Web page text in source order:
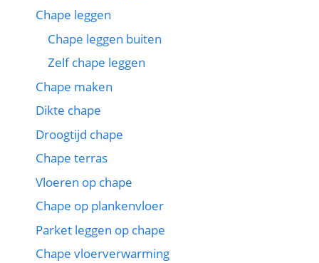
Chape leggen
Chape leggen buiten
Zelf chape leggen
Chape maken
Dikte chape
Droogtijd chape
Chape terras
Vloeren op chape
Chape op plankenvloer
Parket leggen op chape
Chape vloerverwarming